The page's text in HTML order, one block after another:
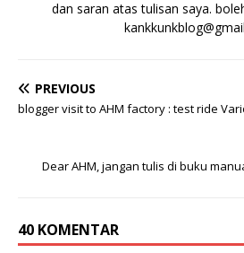
dan saran atas tulisan saya.
PREVIOUS
blogger visit to AHM factory : test ride
Dear AHM, jangan tulis di buku
40 KOMENTAR